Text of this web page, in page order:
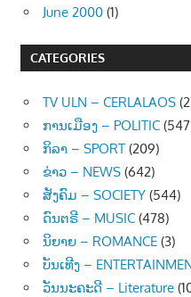
June 2000 (1)
CATEGORIES
TV ULN – CERLALAOS
ການເມືອງ – POLITIC
ກິລາ – SPORT (209)
ຂ່າວ – NEWS (642)
ສັງຄົມ – SOCIETY (544)
ດົນຕຣີ – MUSIC (478)
ນິຍາຍ – ROMANCE (3)
ບັນເທີງ –
ວັນນະຄະດີ – Literature